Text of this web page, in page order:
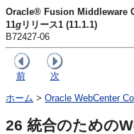
Oracle® Fusion Middleware
11g リリース1 (11.1.1)
B72427-06
前 次
ホーム > Oracle WebCenter
26 統合のための